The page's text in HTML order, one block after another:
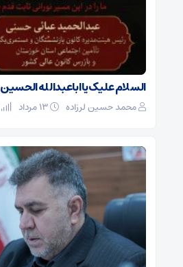
السلام علیک یا اباعبدالله الحسین
محمد حسین لرزاده